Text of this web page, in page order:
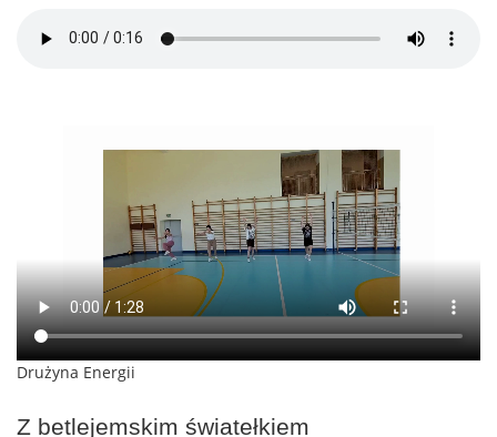
Drużyna Energii
Z betlejemskim światełkiem